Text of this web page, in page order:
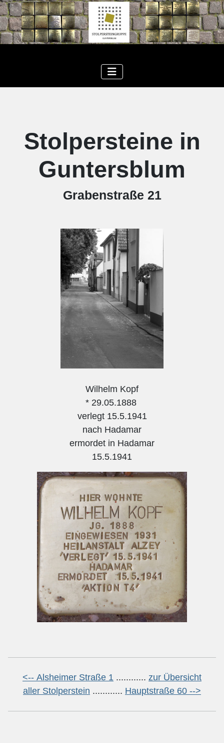
Stolpersteine in
Guntersblum
Grabenstraße 21
Wilhelm Kopf
* 29.05.1888
verlegt 15.5.1941
nach Hadamar
ermordet in Hadamar
15.5.1941
<-- Alsheimer Straße 1 ............ zur Übersicht
aller Stolperstein ............ Hauptstraße 60 -->